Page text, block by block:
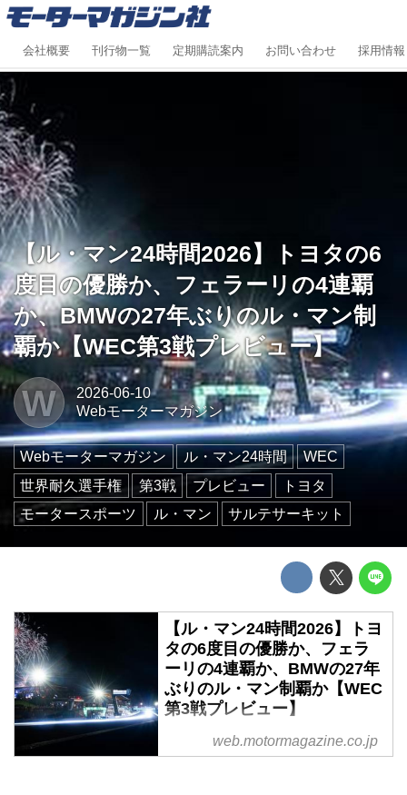
会社概要 刊行物一覧 定期購読案内 お問い合わせ 採用情報
【ル・マン24時間2026】トヨタの6
度目の優勝か、フェラーリの4連覇
か、BMWの27年ぶりのル・マン制
覇か【WEC第3戦プレビュー】
W
2026-06-10
Webモーターマガジン
Webモーターマガジン ル・マン24時間
WEC
世界耐久選手権
第3戦 プレビュー
トヨタ
モータースポーツ
ル・マン サルテサーキット
【ル・マン24時間2026】トヨ
タの6度目の優勝か、フェラ
ーリの4連覇か、BMWの27年
ぶりのル・マン制覇か【WEC
第3戦プレビュー】
2026年6月13日〜14日(現地時
間)、WEC世界耐久選手権第3戦
web.motormagazine.co.jp